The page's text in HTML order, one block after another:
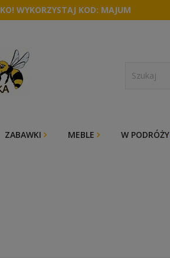
WYKORZYSTAJ KOD: MAJUM
ZABAWKI MEBLE W PODRÓŻY